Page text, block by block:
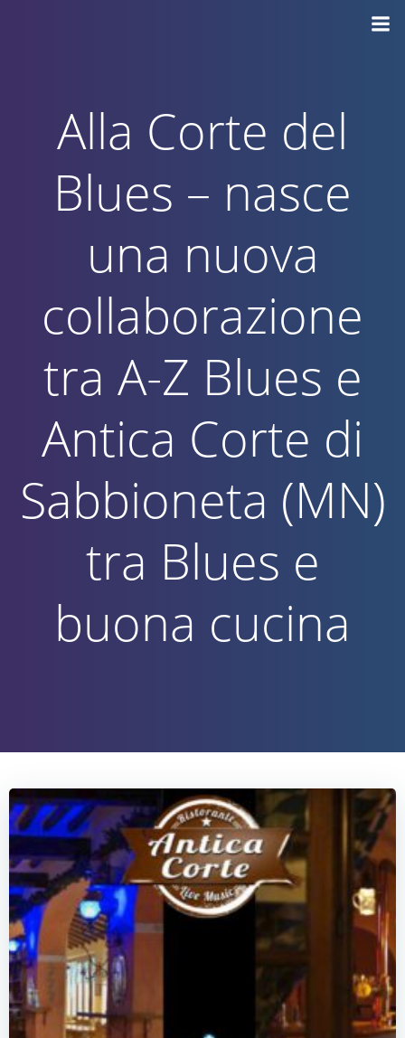
Alla Corte del
Blues – nasce
una nuova
collaborazione
tra A-Z Blues e
Antica Corte di
Sabbioneta (MN)
tra Blues e
buona cucina